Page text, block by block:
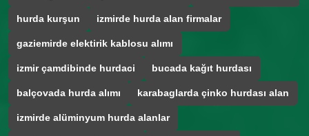
hurda kurşun izmirde hurda alan firmalar
gaziemirde elektirik kablosu alımı
izmir çamdibinde hurdaci bucada kağıt hurdası
balçovada hurda alımı karabaglarda çinko hurdası alan
izmirde alüminyum hurda alanlar